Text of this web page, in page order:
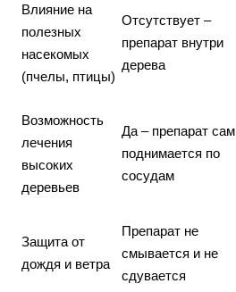
Влияние на
полезных
насекомых
(пчелы, птицы)
Отсутствует –
препарат внутри
дерева
Возможность
лечения
высоких
деревьев
Да – препарат сам
поднимается по
сосудам
Защита от
дождя и ветра
Препарат не
смывается и не
сдувается